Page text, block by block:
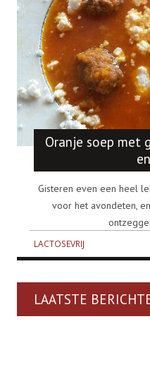
Oranje soep met
Gisteren even een heel
voor het avondeten,
LACTOSEVRIJ
LAATSTE